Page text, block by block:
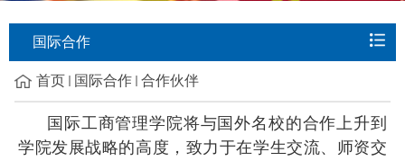
国际合作
首页 国际合作 合作伙伴
国际工商管理学院将与国外名校的合作上升到
学院发展战略的高度，致力于在学生交流、师资交